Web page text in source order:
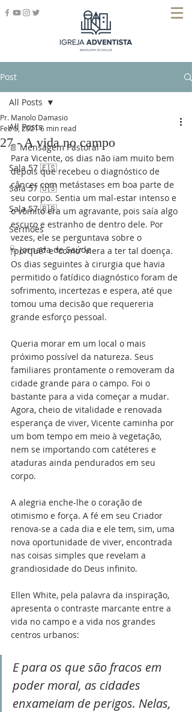
Post
All Posts
📄 Mensagem Pastoral
Sala 57 🇪🇸
Sala 57 🇺🇸
Sala 57 🇧🇷
Sermões
🩺 Jornada de Saúde
All Posts
27 - A vida no campo
Pr. Manolo Damasio
Feb 5, 20216 min read
Para Vicente, os dias não iam muito bem
depois que recebeu o diagnóstico de
câncer com metástases em boa parte de
seu corpo. Sentia um mal-estar intenso e
o vômito era um agravante, pois saía algo
escuro e estranho de dentro dele. Por
vezes, ele se perguntava sobre o
“porquê” e “como” viera a ter tal doença.
Os dias seguintes à cirurgia que havia
permitido o fatídico diagnóstico foram de
sofrimento, incertezas e espera, até que
tomou uma decisão que requereria
grande esforço pessoal.
Queria morar em um local o mais
próximo possível da natureza. Seus
familiares prontamente o removeram da
cidade grande para o campo. Foi o
bastante para a vida começar a mudar.
Agora, cheio de vitalidade e renovada
esperança de viver, Vicente caminha por
um bom tempo em meio à vegetação,
nem se importando com catéteres e
ataduras ainda pendurados em seu
corpo.
A alegria enche-lhe o coração de
otimismo e força. A fé em seu Criador
renova-se a cada dia e ele tem, sim, uma
nova oportunidade de viver, encontrada
nas coisas simples que revelam a
grandiosidade do Deus infinito.
Ellen White, pela palavra da inspiração,
apresenta o contraste marcante entre a
vida no campo e a vida nos grandes
centros urbanos:
E para os que são fracos em
poder moral, as cidades
enxameiam de perigos. Nelas,